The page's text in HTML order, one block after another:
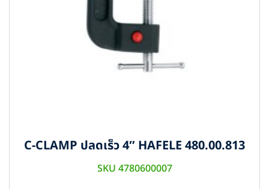
C-CLAMP ปลดเร็ว 4″ HAFELE 480.00.813
SKU 4780600007